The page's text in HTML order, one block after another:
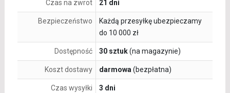
Czas na zwrot 21 dni
Bezpieczeństwo
Każdą przesyłkę ubezpieczamy
do 10 000 zł
Dostępność 30 sztuk(na magazynie)
Koszt dostawy darmowa (bezpłatna)
Czas wysyłki 3 dni